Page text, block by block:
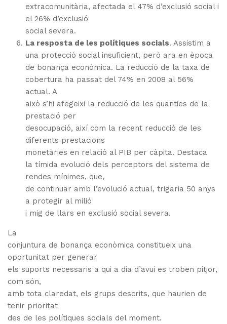
extracomunitària, afectada el 47% d’exclusió social i
el 26% d’exclusió
social severa.
La resposta de les polítiques socials.Assistim a
una protecció social insuficient, però ara en època
de bonança econòmica. La reducció de la taxa de
cobertura ha passat del 74% en 2008 al 56%
actual.A
això s’hi afegeixi la reducció de les quanties de la
prestació per
desocupació, així com la recent reducció de les
diferents prestacions
monetàries en relació al PIB per càpita. Destaca
la tímida evolució dels perceptors del sistema de
rendes mínimes, que,
de continuar amb l’evolució actual, trigaria 50 anys
a protegir al milió
i mig de llars en exclusió social severa.
La
conjuntura de bonança econòmica constitueix una
oportunitat per generar
els suports necessaris a qui a dia d’avui es troben pitjor,
com són,
amb tota claredat, els grups descrits, que haurien de
tenir prioritat
des de les polítiques socials del moment.